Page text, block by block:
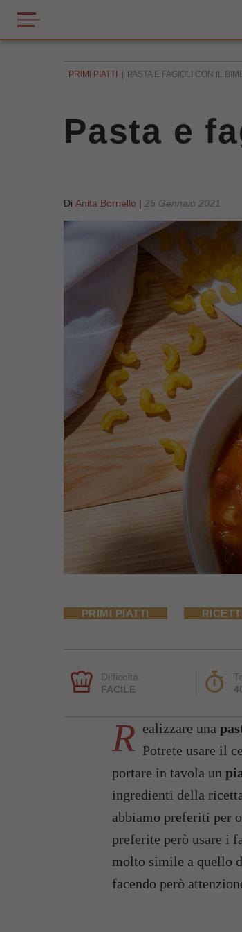
PRIMI PIATTI PASTA E FAGIOLI CON IL
Pasta e
Di Anita Borriello | 25 Gennaio 2021
PRIMI PIATTI
Difficoltà:
FACILE
R ealizzare una
Potrete usare il
portare in tavola un
ingredienti della
abbiamo preferiti per
preferite però usare i
molto simile a quello
facendo però